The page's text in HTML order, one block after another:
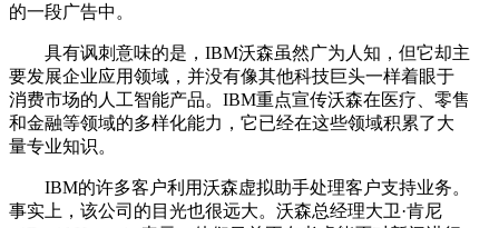
的一段广告中。
具有讽刺意味的是，IBM沃森虽然广为人知，但它却主
要发展企业应用领域，并没有像其他科技巨头一样着眼于
消费市场的人工智能产品。IBM重点宣传沃森在医疗、零售
和金融等领域的多样化能力，它已经在这些领域积累了大
量专业知识。
IBM的许多客户利用沃森虚拟助手处理客户支持业务。
事实上，该公司的目光也很远大。沃森总经理大卫·肯尼